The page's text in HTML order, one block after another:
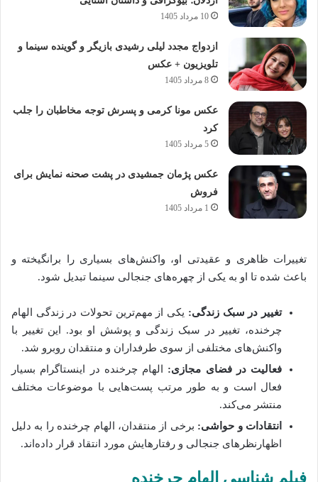
10 مرداد 1405
ازدواج مجدد لیلی رشیدی بازیگر و گوینده سینما و
تلویزیون + عکس
8 مرداد 1405
عکس مونا کرمی و پسرش توجه مخاطبان را جلب
کرد
5 مرداد 1405
عکس پژمان جمشیدی در پشت صحنه نمایش برای
فروش
1 مرداد 1405
تغییرات ظاهری و عقیدتی او، واکنش‌های بسیاری را برانگیخته و
باعث شده تا او به یکی از چهره‌های جنجالی سینما تبدیل شود.
تغییر در سبک زندگی: یکی از مهم‌ترین تحولات در زندگی الهام
چرخنده، تغییر در سبک زندگی و پوشش او بود. این تغییر با
واکنش‌های مختلفی از سوی طرفداران و منتقدان روبرو شد.
فعالیت در فضای مجازی: الهام چرخنده در اینستاگرام بسیار
فعال است و به طور مرتب پست‌هایی با موضوعات مختلف
منتشر می‌کند.
انتقادات و حواشی: برخی از منتقدان، الهام چرخنده را به دلیل
اظهارنظرهای جنجالی و رفتارهایش مورد انتقاد قرار داده‌اند.
فیلم‌ شناسی الهام چرخنده